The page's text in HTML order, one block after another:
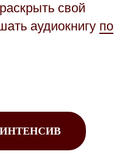
свой
аудиокнигу по